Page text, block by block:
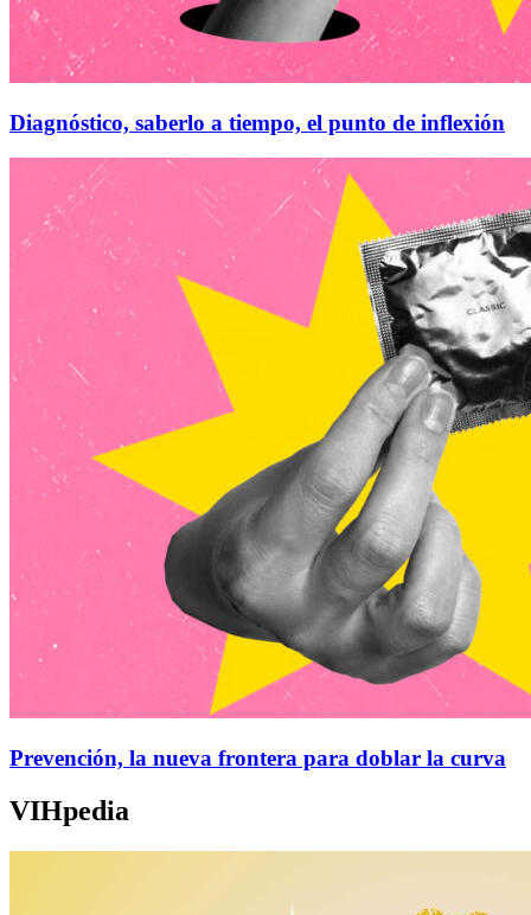
Diagnóstico, saberlo a tiempo, el punto de inflexión
Prevención, la nueva frontera para doblar la curva
VIHpedia